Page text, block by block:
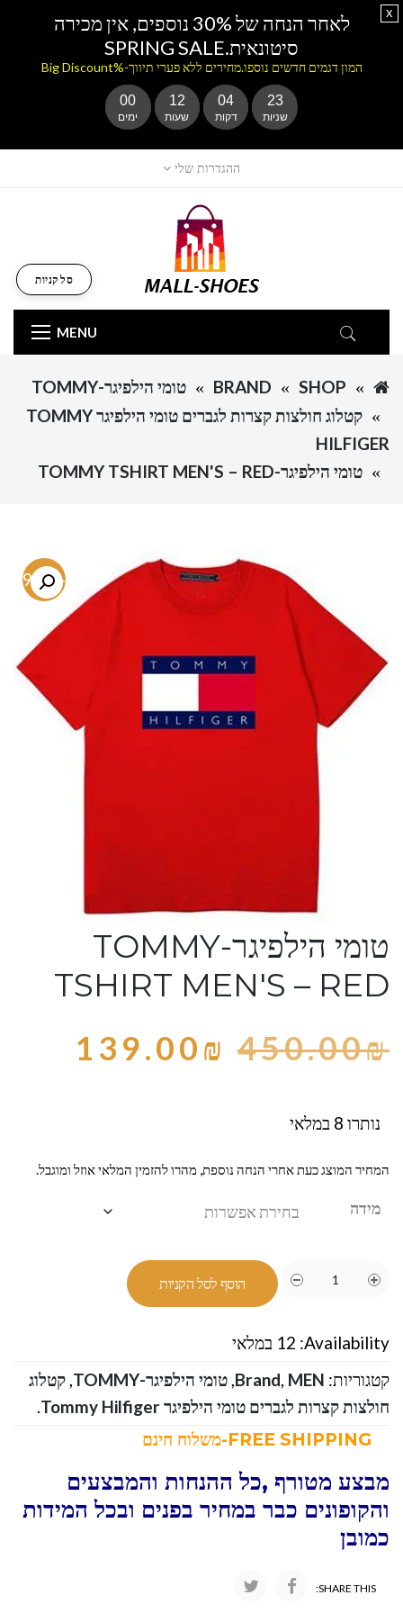
ההגדרות שלי
MENU
סל קניות
SHOP
BRAND
טומי הילפיגר-TOMMY
קטלוג חולצות קצרות לגברים טומי הילפיגר TOMMY
HILFIGER
טומי הילפיגר-TOMMY TSHIRT MEN'S – RED
-69.1%
טומי הילפיגר-TOMMY
TSHIRT MEN'S – RED
450.00₪
139.00₪
נותרו 8 במלאי
המחיר המוצג כעת אחרי הנחה נוספת, מהרו להזמין המלאי אוזל ומוגבל.
מידה
הוסף לסל הקניות
Availability: 12 במלאי
קטגוריות:
Brand, MEN
,טומי הילפיגר-TOMMY ,קטלוג
חולצות קצרות לגברים טומי הילפיגר Tommy Hilfiger
.
מבצע מטורף ,כל ההנחות והמבצעים
והקופונים כבר במחיר בפנים ובכל המידות
כמובן
SHARE THIS:
לאחר הנחה של 30% נוספים, אין מכירה
סיטונאית.SPRING SALE
המון דגמים חדשים נוספו.מחירים ללא פערי תיווך-%Big Discount
00
ימים
12
שעות
04
דקות
23
שניות
x